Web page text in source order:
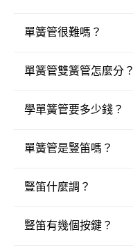
單簧管很難嗎？
單簧管雙簧管怎麼分？
學單簧管要多少錢？
單簧管是豎笛嗎？
豎笛什麼調？
豎笛有幾個按鍵？